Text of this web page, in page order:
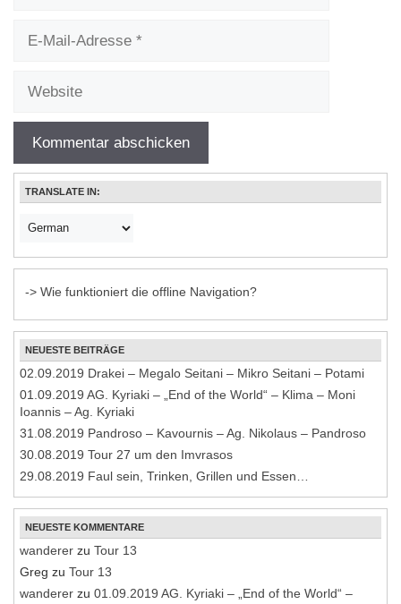
Mail-
TRANSLATE IN:
-> Wie funktioniert die offline Navigation?
NEUESTE BEITRÄGE
02.09.2019 Drakei – Megalo Seitani – Mikro Seitani – Potami
01.09.2019 AG. Kyriaki – „End of the World“ – Klima – Moni
Ioannis – Ag. Kyriaki
31.08.2019 Pandroso – Kavournis – Ag. Nikolaus – Pandroso
30.08.2019 Tour 27 um den Imvrasos
29.08.2019 Faul sein, Trinken, Grillen und Essen…
NEUESTE KOMMENTARE
wanderer zu Tour 13
Greg zu Tour 13
wanderer zu 01.09.2019 AG. Kyriaki – „End of the World“ –